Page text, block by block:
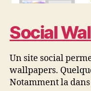
Social
Un site social
wallpapers.
Notamment la